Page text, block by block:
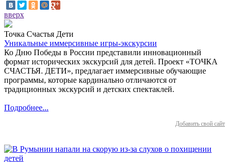
вверх
Точка Счастья Дети
Уникальные иммерсивные игры-экскурсии
Ко Дню Победы в России представили инновационный
формат исторических экскурсий для детей. Проект «ТОЧКА
СЧАСТЬЯ. ДЕТИ», предлагает иммерсивные обучающие
программы, которые кардинально отличаются от
традиционных экскурсий и детских спектаклей.
Подробнее...
Добавить свой сайт